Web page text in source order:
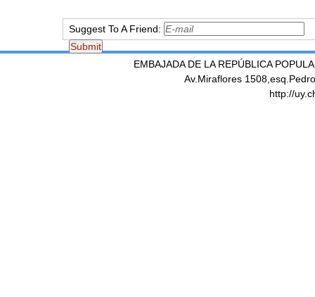
Suggest To A Friend:
EMBAJADA DE LA REPÚBLICA
Av.Miraflores
http://